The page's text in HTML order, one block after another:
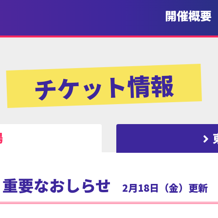
開催概要
チケット情報
重要なおしらせ 2月18日（金）更新